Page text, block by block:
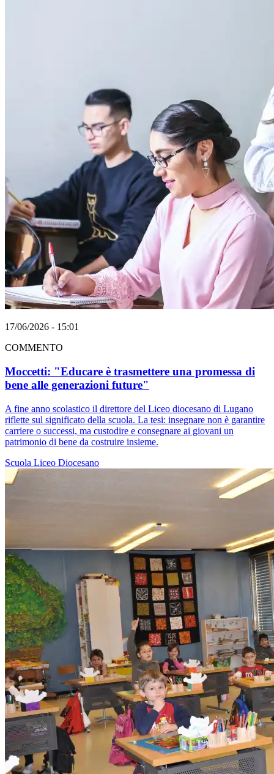
17/06/2026 - 15:01
COMMENTO
Moccetti: "Educare è trasmettere una promessa di
bene alle generazioni future"
A fine anno scolastico il direttore del Liceo diocesano di Lugano
riflette sul significato della scuola. La tesi: insegnare non è garantire
carriere o successi, ma custodire e consegnare ai giovani un
patrimonio di bene da costruire insieme.
Scuola Liceo Diocesano